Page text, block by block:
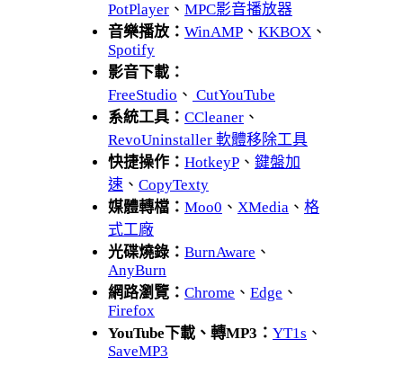
PotPlayer 、 MPC影音播放器
音樂播放： WinAMP 、 KKBOX 、
Spotify
影音下載：
FreeStudio 、 CutYouTube
系統工具： CCleaner 、
RevoUninstaller 軟體移除工具
快捷操作： HotkeyP 、 鍵盤加
速 、 CopyTexty
媒體轉檔： Moo0 、 XMedia 、 格
式工廠
光碟燒錄： BurnAware 、
AnyBurn
網路瀏覽： Chrome 、 Edge 、
Firefox
YouTube下載、轉MP3： YT1s 、
SaveMP3